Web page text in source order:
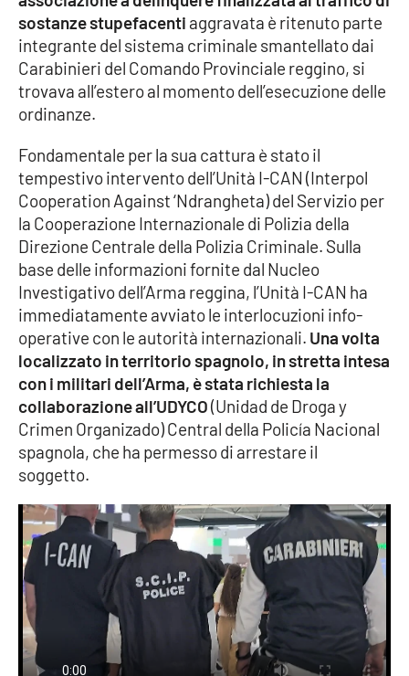
Ambiente
Cronaca
Cultura
Economia e Lavoro
Politica
Sanità
Società
Sport
RUBRICHE
Good Morning Vietnam
Parchi Marini Calabria
Leggendo Alvaro insieme
Imprese Di Calabria
Le perfidie di Antonella Grippo
sostanze stupefacenti aggravata è ritenuto parte
integrante del sistema criminale smantellato dai
Carabinieri del Comando Provinciale reggino, si
trovava all’estero al momento dell’esecuzione delle
ordinanze.
Fondamentale per la sua cattura è stato il
tempestivo intervento dell’Unità I-CAN (Interpol
Cooperation Against ‘Ndrangheta) del Servizio per
la Cooperazione Internazionale di Polizia della
Direzione Centrale della Polizia Criminale. Sulla
base delle informazioni fornite dal Nucleo
Investigativo dell’Arma reggina, l’Unità I-CAN ha
immediatamente avviato le interlocuzioni info-
operative con le autorità internazionali. Una volta
localizzato in territorio spagnolo, in stretta intesa
con i militari dell’Arma, è stata richiesta la
collaborazione all’UDYCO(Unidad de Droga y
Crimen Organizado) Central della Policía Nacional
spagnola, che ha permesso di arrestare il
soggetto.